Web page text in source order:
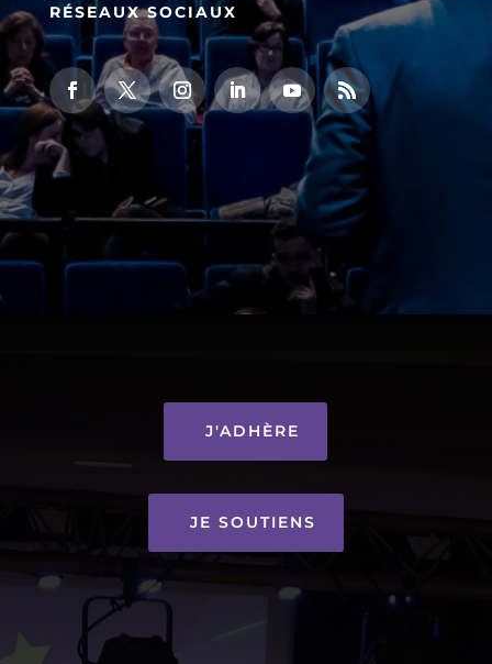
RÉSEAUX SOCIAUX
J'ADHÈRE
JE SOUTIENS